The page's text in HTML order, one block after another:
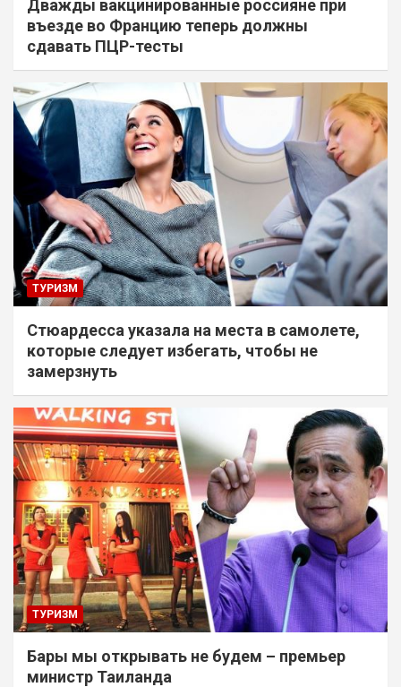
Дважды вакцинированные россияне при
въезде во Францию теперь должны
сдавать ПЦР-тесты
ТУРИЗМ
Стюардесса указала на места в самолете,
которые следует избегать, чтобы не
замерзнуть
ТУРИЗМ
Бары мы открывать не будем – премьер
министр Таиланда